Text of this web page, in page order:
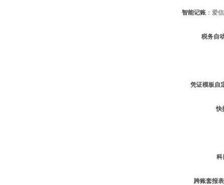
智能记账：爱
税务自
凭证模板自
快
科
跨账套报